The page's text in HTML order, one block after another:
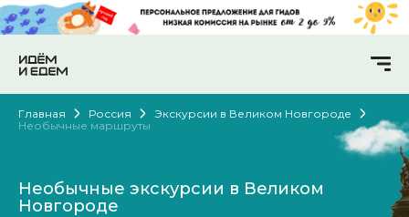
Главная Россия
Экскурсии в Великом Новгороде
Необычные маршруты
Необычные экскурсии в Великом
Новгороде